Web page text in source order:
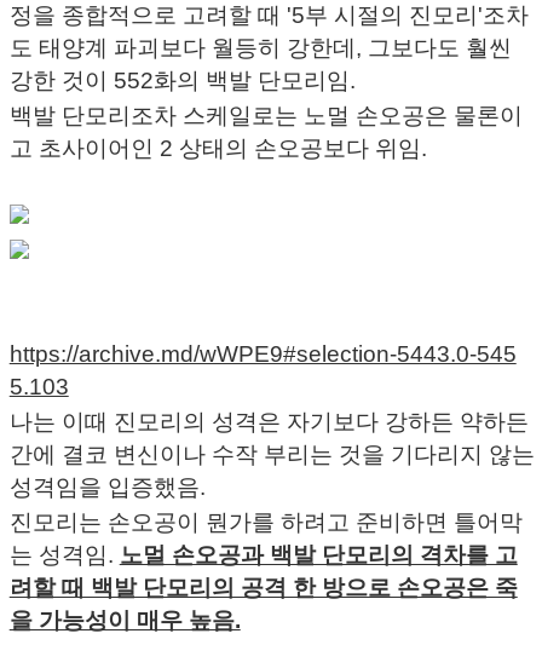
정을 종합적으로 고려할 때 '5부 시절의 진모리'조차
도 태양계 파괴보다 월등히 강한데, 그보다도 훨씬
강한 것이 552화의 백발 단모리임.
백발 단모리조차 스케일로는 노멀 손오공은 물론이
고 초사이어인 2 상태의 손오공보다 위임.
https://archive.md/wWPE9#selection-5443.0-545
5.103
나는 이때 진모리의 성격은 자기보다 강하든 약하든
간에 결코 변신이나 수작 부리는 것을 기다리지 않는
성격임을 입증했음.
진모리는 손오공이 뭔가를 하려고 준비하면 틀어막
는 성격임. 노멀 손오공과 백발 단모리의 격차를 고
려할 때 백발 단모리의 공격 한 방으로 손오공은 죽
을 가능성이 매우 높음.